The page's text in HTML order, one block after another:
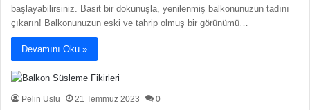
başlayabilirsiniz. Basit bir dokunuşla, yenilenmiş balkonunuzun tadını
çıkarın! Balkonunuzun eski ve tahrip olmuş bir görünümü…
Devamını Oku »
Pelin Uslu 21 Temmuz 2023 0